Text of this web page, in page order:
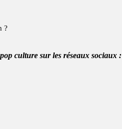
?
culture sur les réseaux sociaux :